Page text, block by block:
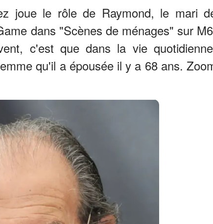
joue le rôle de Raymond, le mari
dans "Scènes de ménages" sur
c'est que dans la vie
qu'il a épousée il y a 68 ans.